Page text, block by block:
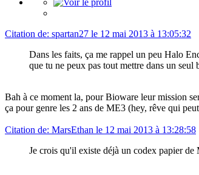
Citation de: spartan27 le 12 mai 2013 à 13:05:32
Dans les faits, ça me rappel un peu Halo
que tu ne peux pas tout mettre dans un
Bah à ce moment la, pour Bioware leur mission
ça pour genre les 2 ans de ME3 (hey, rêve qui
Citation de: MarsEthan le 12 mai 2013 à 13:28:58
Je crois qu'il existe déjà un codex papier